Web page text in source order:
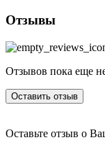
Отзывы
Отзывов пока еще
Оставить отзыв
Оставьте отзыв о